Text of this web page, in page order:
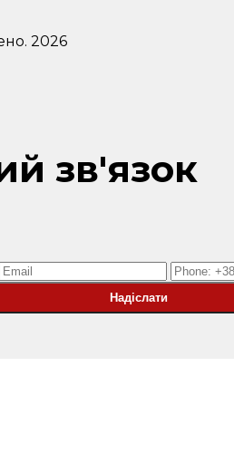
2026
зв'язок
Надіслати